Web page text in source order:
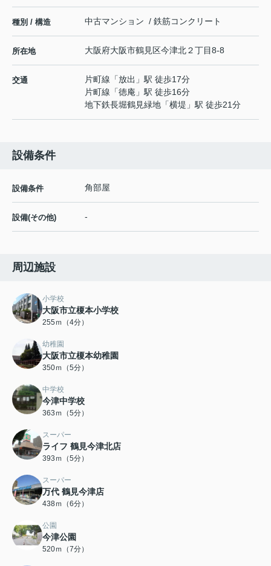
種別 / 構造 中古マンション / 鉄筋コンクリート
所在地 大阪府大阪市鶴見区今津北２丁目8-8
交通 片町線 「放出 」駅 徒歩17分
片町線 「徳庵 」駅 徒歩16分
地下鉄長堀鶴見緑地 「横堤 」駅 徒歩21分
設備条件
設備条件 角部屋
設備(その他) -
周辺施設
小学校
大阪市立榎本小学校
255ｍ（4分）
幼稚園
大阪市立榎本幼稚園
350ｍ（5分）
中学校
今津中学校
363ｍ（5分）
スーパー
ライフ 鶴見今津北店
393ｍ（5分）
スーパー
万代 鶴見今津店
438ｍ（6分）
公園
今津公園
520ｍ（7分）